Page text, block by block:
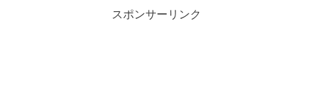
スポンサーリンク